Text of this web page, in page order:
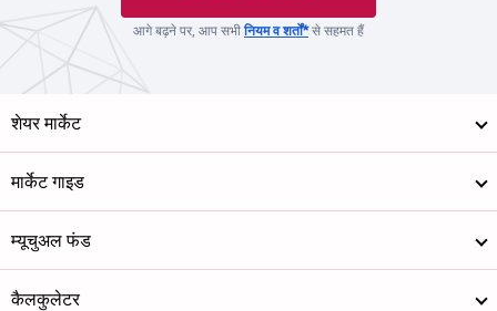
आगे बढ़ने पर, आप सभीनियम व शर्तों*से सहमत हैं
शेयर मार्केट
मार्केट गाइड
म्यूचुअल फंड
कैलकुलेटर